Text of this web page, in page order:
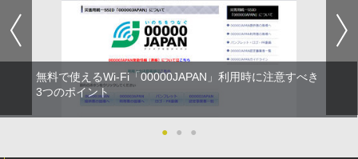
無料で使えるWi-Fi「00000JAPAN」利用時に注意すべき
3つのポイント
● ● ●